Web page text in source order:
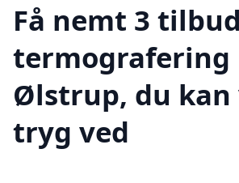
Få nemt 3
termografering
Ølstrup, du
tryg ved